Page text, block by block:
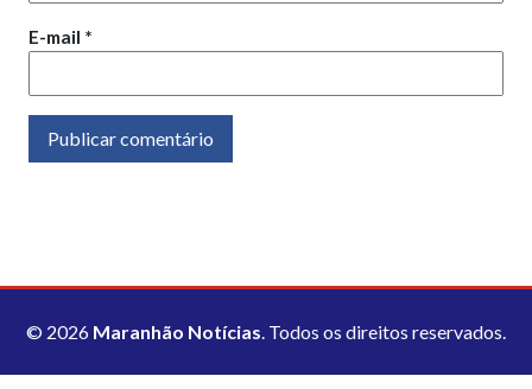
E-mail *
© 2026 Maranhão Notícias. Todos os direitos reservados.